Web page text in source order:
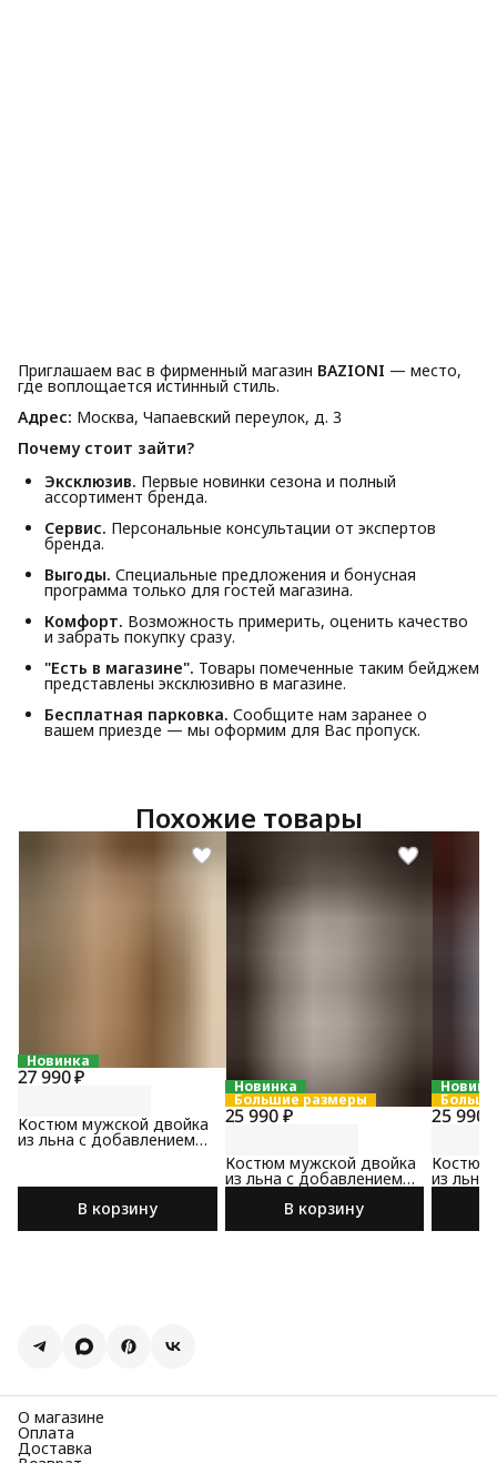
Приглашаем вас в фирменный магазин BAZIONI — место,
где воплощается истинный стиль.
Адрес: Москва, Чапаевский переулок, д. 3
Почему стоит зайти?
Эксклюзив. Первые новинки сезона и полный
ассортимент бренда.
Сервис. Персональные консультации от экспертов
бренда.
Выгоды. Специальные предложения и бонусная
программа только для гостей магазина.
Комфорт. Возможность примерить, оценить качество
и забрать покупку сразу.
"Есть в магазине". Товары помеченные таким бейджем
представлены эксклюзивно в магазине.
Бесплатная парковка. Сообщите нам заранее о
вашем приезде — мы оформим для Вас пропуск.
Похожие товары
Новинка
27 990 ₽
Костюм мужской двойка
из льна с добавлением
хлопка бежевого цвета
В корзину
Новинка
Большие размеры
25 990 ₽
Костюм мужской двойка
из льна с добавлением
В корзину
25 990
Костюм
из льна
О магазине
Оплата
Доставка